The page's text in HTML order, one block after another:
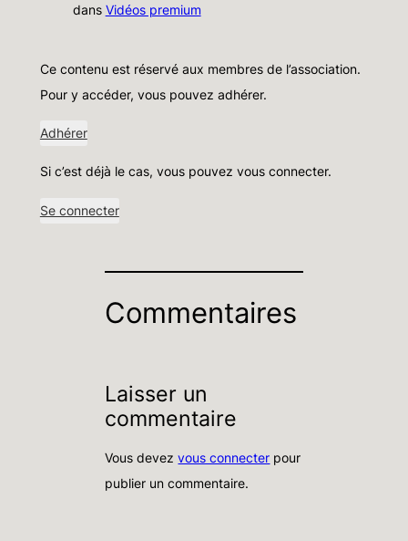
dans Vidéos premium
Ce contenu est réservé aux membres de l’association.
Pour y accéder, vous pouvez adhérer.
Adhérer
Si c’est déjà le cas, vous pouvez vous connecter.
Se connecter
Commentaires
Laisser un
commentaire
Vous devezvous connecter pour
publier un commentaire.